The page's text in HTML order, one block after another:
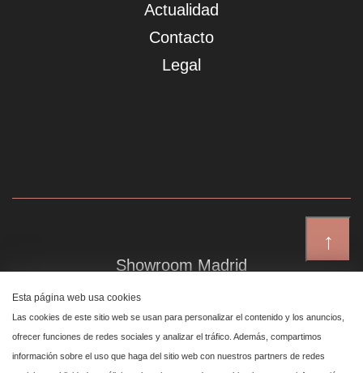
↑
Actualidad
Contacto
Legal
Showroom Madrid
Plaza de Canalejas 6, 4 izq
Centro, 28014 Madrid
Esta página web usa cookies
Las cookies de este sitio web se usan para personalizar el contenido y los anuncios,
ofrecer funciones de redes sociales y analizar el tráfico. Además, compartimos
información sobre el uso que haga del sitio web con nuestros partners de redes